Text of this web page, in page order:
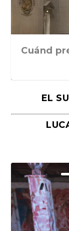
Cuánd
Moral,
Libros
«La
mi
«El
Collin.
Bocaccio
EL